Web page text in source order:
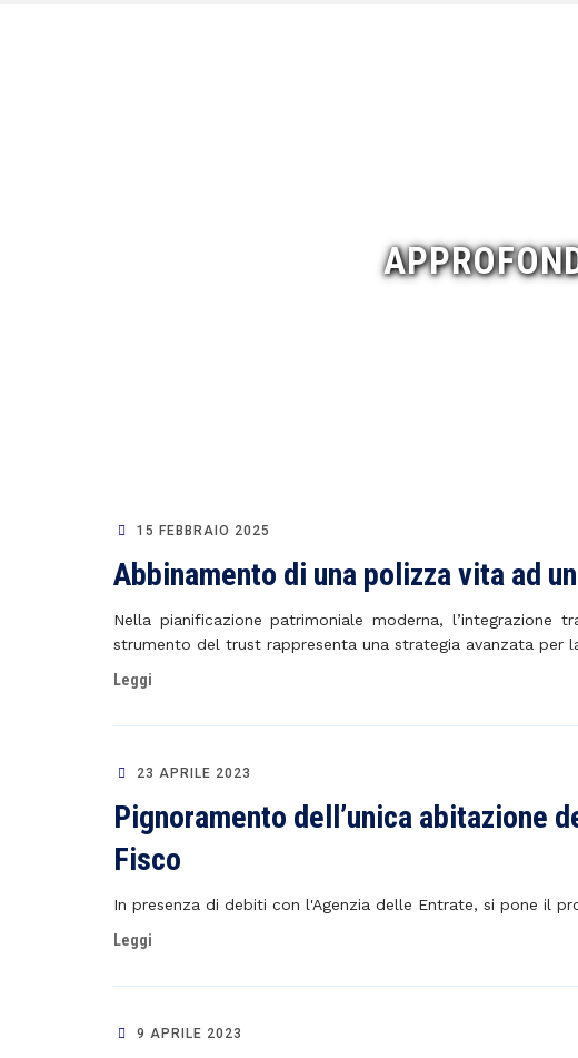
15 FEBBRAIO 2025
Abbinamento di una polizza vita ad
Nella pianificazione patrimoniale moderna,
strumento del trust rappresenta una strategia avanzata per
Leggi
23 APRILE 2023
Pignoramento dell’unica abitazione
Fisco
In presenza di debiti con l'Agenzia delle Entrate, si pone il
Leggi
9 APRILE 2023